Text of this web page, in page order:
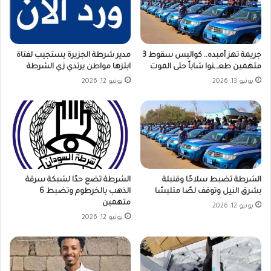
جريمة تهز أمبده.. كواليس سقوط 3
متهمين طعـ.ـنوا شاباً حتى الموت
يونيو 13, 2026
مدير شرطة الجزيرة يستجيب لفتاة
ابتزها مواطن يرتدي زي الشرطة
يونيو 12, 2026
الشرطة تضبط سلاحًا وقنبلة
بشرق النيل وتوقف لصًا متلبسًا
يونيو 12, 2026
الشرطة تضع حدًا لشبكة سرقة
الذهب بالخرطوم وتضبط 6
متهمين
يونيو 12, 2026